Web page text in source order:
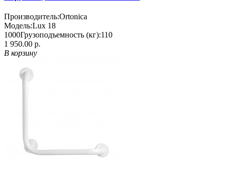
Производитель:Ortonica
Модель:Lux 18
1000Грузоподъемность (кг):110
1 950.00 р.
В корзину